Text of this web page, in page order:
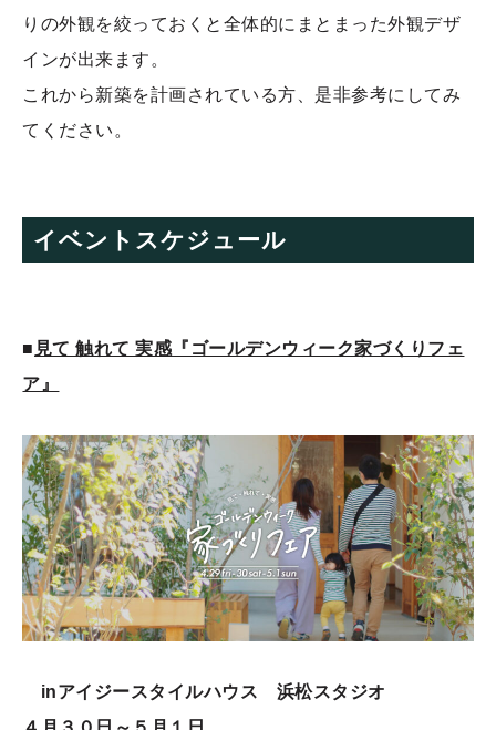
りの外観を絞っておくと全体的にまとまった外観デザ
インが出来ます。
これから新築を計画されている方、是非参考にしてみ
てください。
イベントスケジュール
■ 見て 触れて 実感『ゴールデンウィーク家づくりフェ
ア』
inアイジースタイルハウス 浜松スタジオ